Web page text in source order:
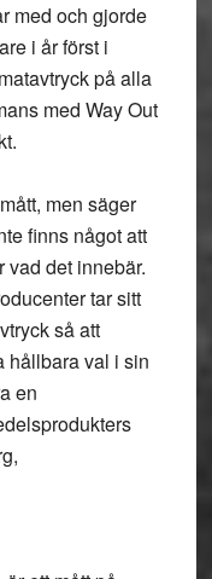
med och gjorde
i år först i
på alla
med Way Out
men säger
finns något att
vad det innebär.
tar sitt
så att
hållbara val i sin
en